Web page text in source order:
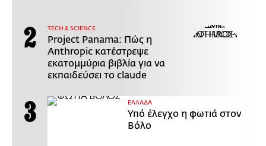
ΤECH & SCIENCE
Project Panama: Πώς η
Anthropic κατέστρεψε
εκατομμύρια βιβλία για να
εκπαιδεύσει το claude
ΕΛΛΑΔΑ
Υπό έλεγχο η φωτιά στον
Βόλο